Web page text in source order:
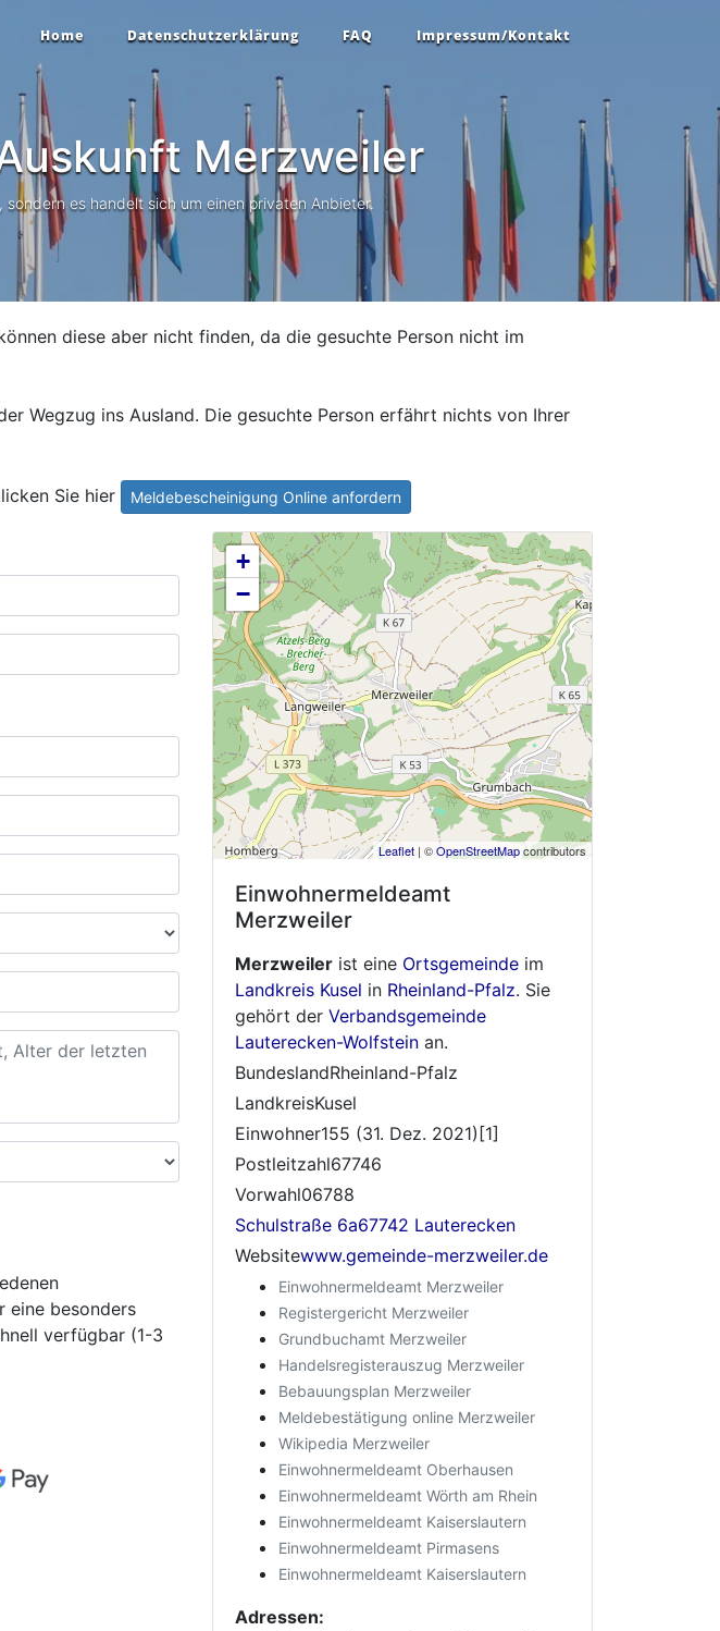
Home Datenschutzerklärung FAQ Impressum/Kontakt
Merzweiler
es handelt sich um einen privaten Anbieter.
diese aber nicht finden, da die gesuchte Person nicht im
Wegzug ins Ausland. Die gesuchte Person erfährt nichts von Ihrer
Sie hier Meldebescheinigung Online anfordern
eine besonders
verfügbar (1-3
+
−
Leaflet| ©OpenStreetMapcontributors
Einwohnermeldeamt
Merzweiler
Merzweiler ist eine Ortsgemeinde im
Landkreis Kusel in Rheinland-Pfalz. Sie
gehört der Verbandsgemeinde
Lauterecken-Wolfstein an.
BundeslandRheinland-Pfalz
LandkreisKusel
Einwohner155 (31. Dez. 2021)[1]
Postleitzahl67746
Vorwahl06788
Schulstraße 6a67742 Lauterecken
Websitewww.gemeinde-merzweiler.de
Einwohnermeldeamt Merzweiler
Registergericht Merzweiler
Grundbuchamt Merzweiler
Handelsregisterauszug Merzweiler
Bebauungsplan Merzweiler
Meldebestätigung online Merzweiler
Wikipedia Merzweiler
Einwohnermeldeamt Oberhausen
Einwohnermeldeamt Wörth am Rhein
Einwohnermeldeamt Kaiserslautern
Einwohnermeldeamt Pirmasens
Einwohnermeldeamt Kaiserslautern
Adressen: